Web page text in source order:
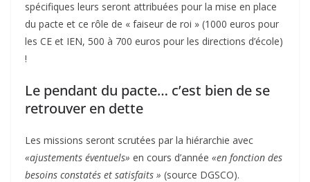
spécifiques leurs seront attribuées pour la mise en place
du pacte et ce rôle de « faiseur de roi » (1000 euros pour
les CE et IEN, 500 à 700 euros pour les directions d’école)
!
Le pendant du pacte… c’est bien de se
retrouver en dette
Les missions seront scrutées par la hiérarchie avec
«ajustements éventuels» en cours d’année «en fonction des
besoins constatés et satisfaits » (source DGSCO).